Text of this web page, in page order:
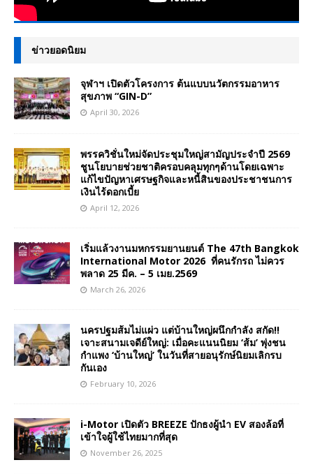
ข่าวยอดนิยม
จุฬาฯ เปิดตัวโครงการ ต้นแบบนวัตกรรมอาหาร
สุขภาพ “GIN-D”
April 30, 2026
พรรควิชั่นใหม่จัดประชุมใหญ่สามัญประจำปี 2569
ชูนโยบายช่วยชาติครอบคลุมทุกๆด้านโดยเฉพาะ
แก้ไขปัญหาเศรษฐกิจและหนี้สินของประชาชนการ
เงินไร้ดอกเบี้ย
April 12, 2026
เริ่มแล้วงานมหกรรมยานยนต์ The 47th Bangkok
International Motor 2026 ที่คนรักรถ ไม่ควร
พลาด 25 มีค. – 5 เมย.2569
March 26, 2026
นครปฐมส้มไม่แผ่ว แต่บ้านใหญ่ผนึกกำลัง สกัด!!
เจาะสนามเจดีย์ใหญ่: เมื่อคะแนนนิยม ‘ส้ม’ พุ่งชน
กำแพง ‘บ้านใหญ่’ ในวันที่สายอนุรักษ์นิยมเลิกรบ
กันเอง
February 10, 2026
i-Motor เปิดตัว BREEZE ปักธงผู้นำ EV สองล้อที่
เข้าใจผู้ใช้ไทยมากที่สุด
November 26, 2025